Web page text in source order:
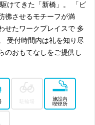
けてきた「新橋」。 「ビ
彿させるモチーフが満
せたワークプレイスで 多
受付時間内は礼を知り尽
のおもてなしをご提供し
施設内
喫煙所